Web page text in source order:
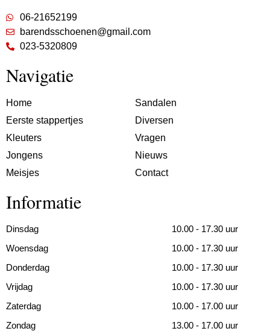
06-21652199
barendsschoenen@gmail.com
023-5320809
Navigatie
Home
Eerste stappertjes
Kleuters
Jongens
Meisjes
Sandalen
Diversen
Vragen
Nieuws
Contact
Informatie
Dinsdag
10.00 - 17.30 uur
Woensdag
10.00 - 17.30 uur
Donderdag
10.00 - 17.30 uur
Vrijdag
10.00 - 17.30 uur
Zaterdag
10.00 - 17.00 uur
Zondag
13.00 - 17.00 uur